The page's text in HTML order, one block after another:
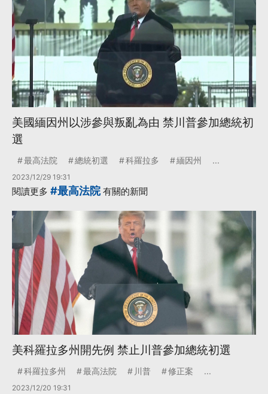
美國緬因州以涉參與叛亂為由 禁川普參加總統初
選
最高法院 總統初選 科羅拉多 緬因州 ...
2023/12/29 19:31
閱讀更多 #最高法院有關的新聞
美科羅拉多州開先例 禁止川普參加總統初選
科羅拉多州 最高法院 川普 修正案 ...
2023/12/20 19:31